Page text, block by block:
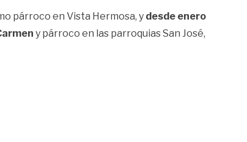
párroco en Vista Hermosa, y desde enero
y párroco en las parroquias San José,